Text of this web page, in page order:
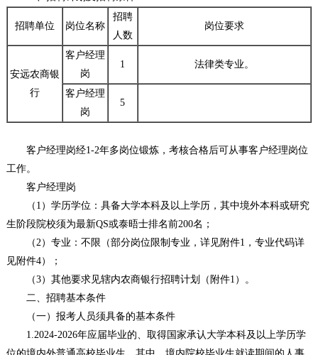
招聘单位 岗位名称
招聘
人数
岗位要求
安远农商银
行
客户经理
岗
1 法律类专业。
客户经理
岗
5
客户经理岗经1-2年多岗位锻炼，考核合格后可从事客户经理岗位
工作。
客户经理岗
（1）学历学位：具备大学本科及以上学历，其中境外本科或研究
生阶段院校须为最新QS或泰晤士排名前200名；
（2）专业：不限（部分岗位限制专业，详见附件1，专业代码详
见附件4）；
（3）其他要求见辖内农商银行招聘计划（附件1）。
二、招聘基本条件
（一）报考人员须具备的基本条件
1.2024-2026年应届毕业的、取得国家承认大学本科及以上学历学